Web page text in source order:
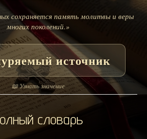
сохраняется память молитвы и веры
многих поколений.»
источник
📖 Узнать значение
словарь